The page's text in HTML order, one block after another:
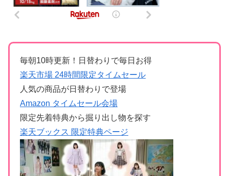
毎朝10時更新！日替わりで毎日お得
楽天市場 24時間限定タイムセール
人気の商品が日替わりで登場
Amazon タイムセール会場
限定先着特典から掘り出し物を探す
楽天ブックス 限定特典ページ